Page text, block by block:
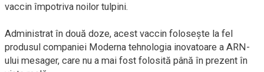
vaccin împotriva noilor tulpini.
Administrat în două doze, acest vaccin foloseşte la fel
produsul companiei Moderna tehnologia inovatoare a ARN-
ului mesager, care nu a mai fost folosită până în prezent în